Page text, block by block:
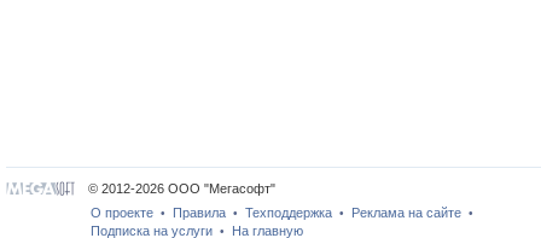
© 2012-2026 ООО "Мегасофт"
О проекте • Правила • Техподдержка • Реклама на сайте •
Подписка на услуги • На главную